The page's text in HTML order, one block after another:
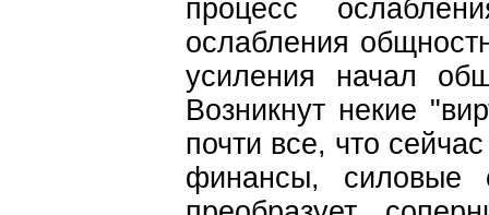
процесс
ослабления
усиления начал
Возникнут некие
почти все, что
финансы, силовые